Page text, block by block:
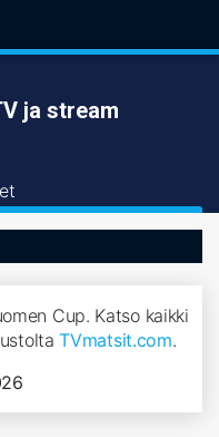
ja stream
Cup. Katso kaikki
TVmatsit.com.